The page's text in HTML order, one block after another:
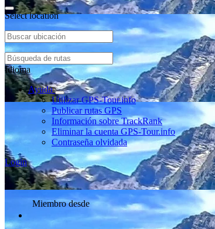
Select location
Idioma
Ayuda
Utilizar GPS-Tour.info
Publicar rutas GPS
Información sobre TrackRank
Eliminar la cuenta GPS-Tour.info
Contraseña olvidada
Login
Miembro desde